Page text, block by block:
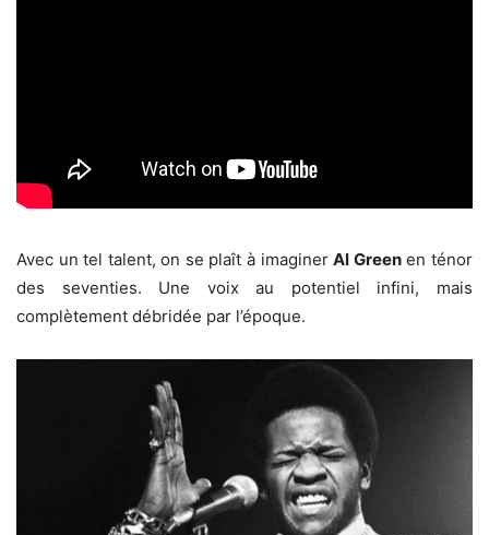
Avec un tel talent, on se plaît à imaginerAl Greenen ténor
des seventies. Une voix au potentiel infini, mais
complètement débridée par l’époque.